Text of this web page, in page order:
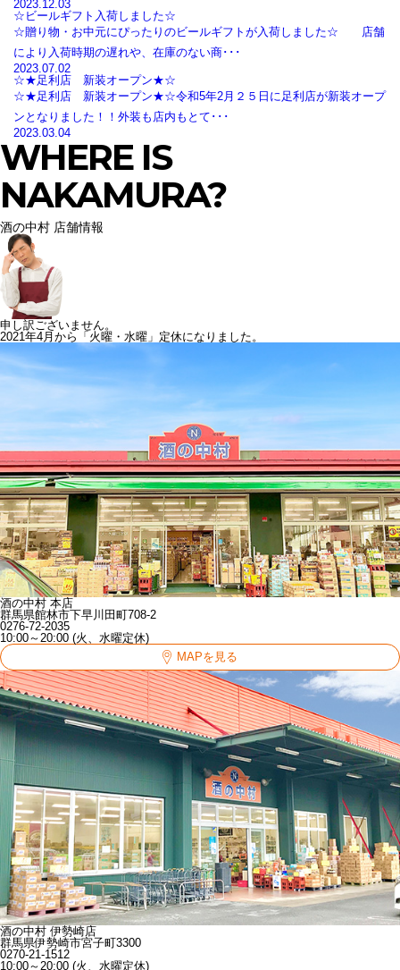
2023.12.03
☆ビールギフト入荷しました☆
☆贈り物・お中元にぴったりのビールギフトが入荷しました☆ 店舗
により入荷時期の遅れや、在庫のない商･･･
2023.07.02
☆★足利店 新装オープン★☆
☆★足利店 新装オープン★☆令和5年2月２５日に足利店が新装オープ
ンとなりました！！外装も店内もとて･･･
2023.03.04
WHERE IS
NAKAMURA?
酒の中村 店舗情報
申し訳ございません。
2021年4月から「火曜・水曜」定休になりました。
酒の中村 本店
群馬県館林市下早川田町708-2
0276-72-2035
10:00～20:00 (火、水曜定休)
MAPを見る
酒の中村 伊勢崎店
群馬県伊勢崎市宮子町3300
0270-21-1512
10:00～20:00 (火、水曜定休)